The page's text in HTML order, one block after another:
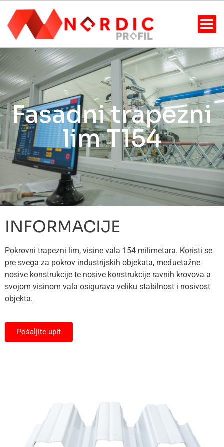
Fasadni trapezni
lim T154
INFORMACIJE
Pokrovni trapezni lim, visine vala 154 milimetara. Koristi se
pre svega za pokrov industrijskih objekata, međuetažne
nosive konstrukcije te nosive konstrukcije ravnih krovova a
svojom visinom vala osigurava veliku stabilnost i nosivost
objekta.
Pošaljite upit